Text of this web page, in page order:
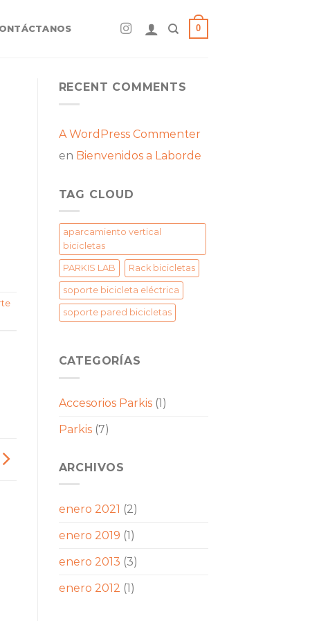
0
RECENT COMMENTS
A WordPress Commenter
en Bienvenidos a Laborde
TAG CLOUD
aparcamiento vertical
bicicletas
PARKIS LAB Rack bicicletas
soporte bicicleta eléctrica
soporte pared bicicletas
CATEGORÍAS
Accesorios Parkis(1)
Parkis(7)
ARCHIVOS
enero 2021 (2)
enero 2019 (1)
enero 2013 (3)
enero 2012 (1)